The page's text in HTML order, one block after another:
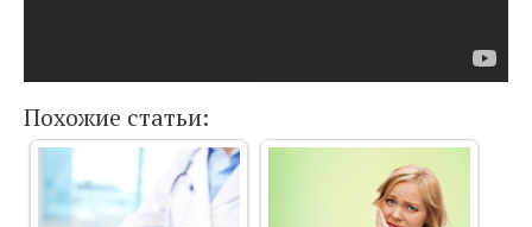
Похожие статьи: